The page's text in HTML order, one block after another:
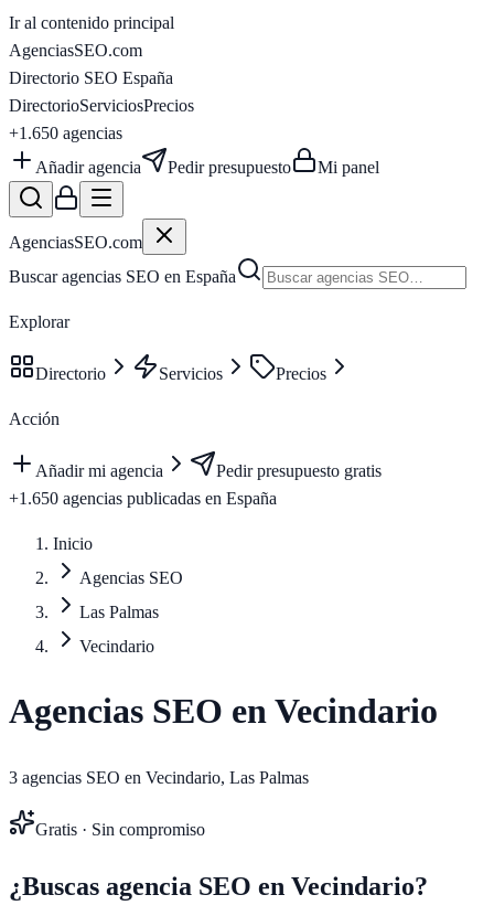
Ir al contenido principal
AgenciasSEO.com
Directorio SEO España
DirectorioServiciosPrecios
+1.650 agencias
Añadir agencia
Pedir presupuesto Mi panel
AgenciasSEO.com
Buscar agencias SEO en España
Explorar
Directorio Servicios Precios
Acción
Añadir mi agencia
Pedir presupuesto gratis
+1.650 agencias publicadas en España
Inicio
Agencias SEO
Las Palmas
Vecindario
Agencias SEO enVecindario
3 agencias SEO en Vecindario, Las Palmas
Gratis · Sin compromiso
¿Buscas agencia SEO en Vecindario?